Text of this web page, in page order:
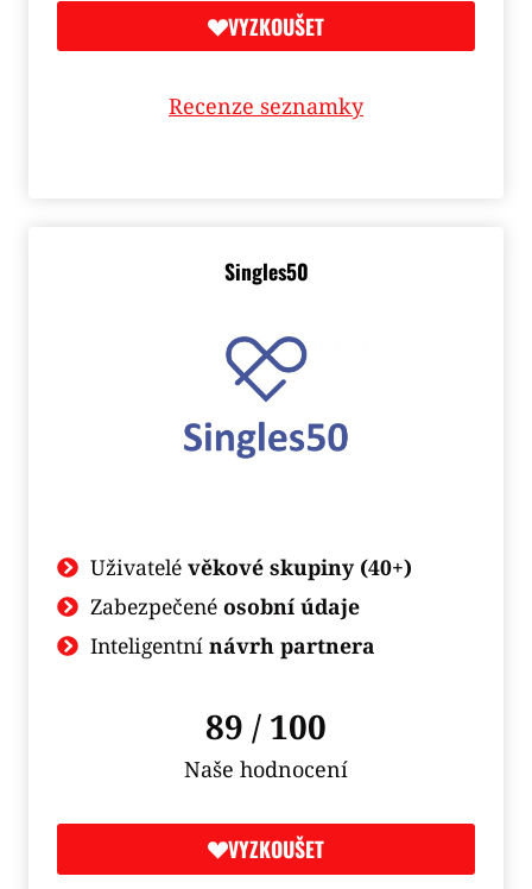
VYZKOUŠET
Recenze seznamky
Singles50
Uživatelé věkové skupiny (40+)
Zabezpečené osobní údaje
Inteligentní návrh partnera
89 / 100
Naše hodnocení
VYZKOUŠET